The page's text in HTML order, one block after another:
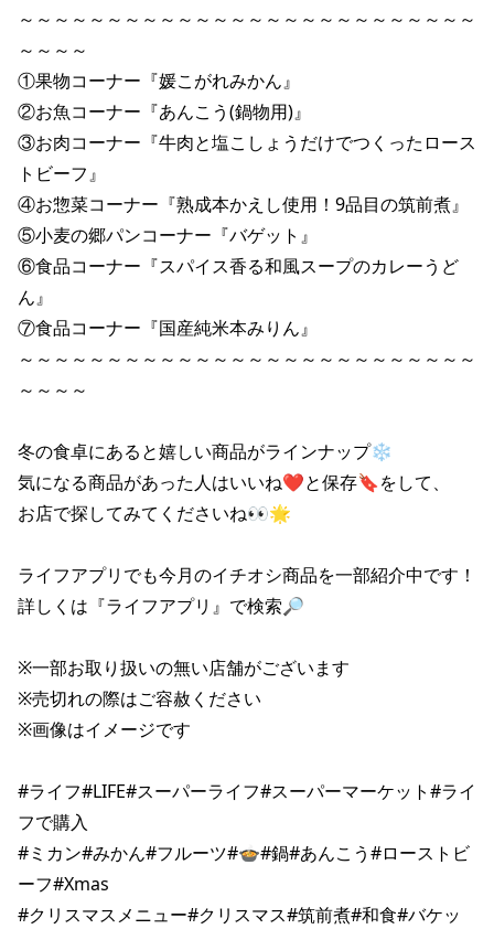
～～～～～～～～～～～～～～～～～～～～～～～～～～
～～～～
①果物コーナー『媛こがれみかん』
②お魚コーナー『あんこう(鍋物用)』
③お肉コーナー『牛肉と塩こしょうだけでつくったロース
トビーフ』
④お惣菜コーナー『熟成本かえし使用！9品目の筑前煮』
⑤小麦の郷パンコーナー『バゲット』
⑥食品コーナー『スパイス香る和風スープのカレーうど
ん』
⑦食品コーナー『国産純米本みりん』
～～～～～～～～～～～～～～～～～～～～～～～～～～
～～～～
冬の食卓にあると嬉しい商品がラインナップ❄
気になる商品があった人はいいね❤と保存🔖をして、
お店で探してみてくださいね👀🌟
ライフアプリでも今月のイチオシ商品を一部紹介中です！
詳しくは『ライフアプリ』で検索🔎
※一部お取り扱いの無い店舗がございます
※売切れの際はご容赦ください
※画像はイメージです
#ライフ#LIFE#スーパーライフ#スーパーマーケット#ライ
フで購入
#ミカン#みかん#フルーツ#🍲#鍋#あんこう#ローストビ
ーフ#Xmas
#クリスマスメニュー#クリスマス#筑前煮#和食#バケッ